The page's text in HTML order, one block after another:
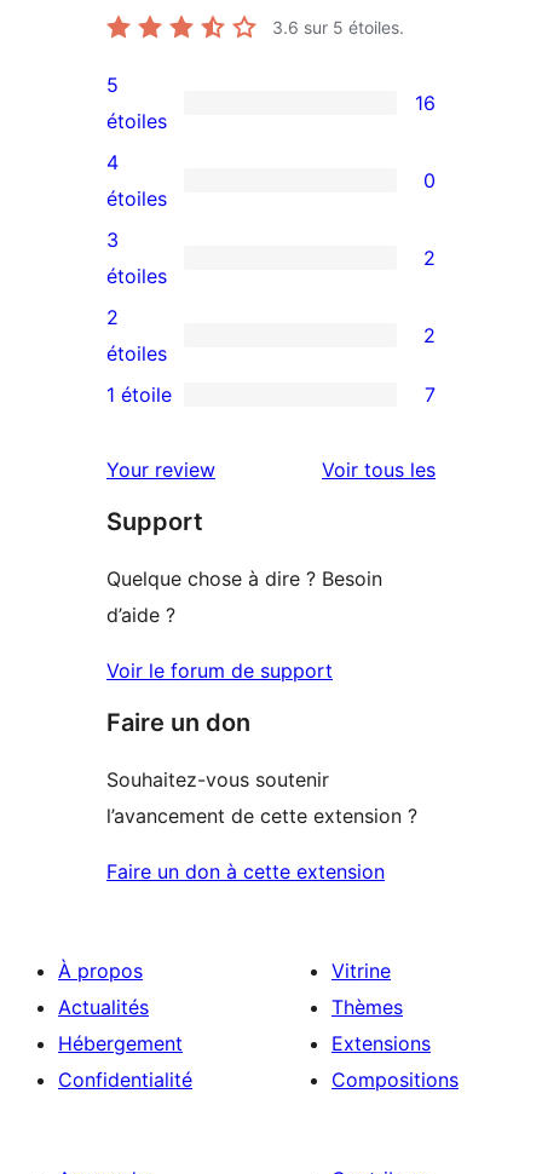
3.6 sur 5 étoiles.
16
avis
à
5
étoiles
5
étoiles
16
0
avis
à
4
étoile
4
étoiles
0
2
avis
à
3
3
étoiles
2
2
avis
2
2
étoiles
2
à
1
1 étoile 7
Your review Voir tous lesavis
Support
Quelque chose à dire ? Besoin
d’aide ?
Voir le forum de support
Faire un don
Souhaitez-vous soutenir
l’avancement de cette extension ?
Faire un don à cette extension
À propos
Actualités
Hébergement
Confidentialité
Vitrine
Thèmes
Extensions
Compositions